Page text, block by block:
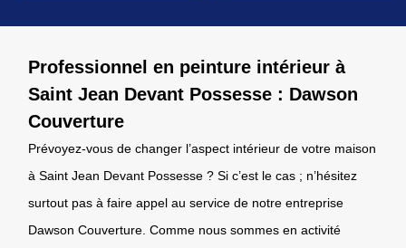
Professionnel en peinture intérieur à
Saint Jean Devant Possesse : Dawson
Couverture
Prévoyez-vous de changer l’aspect intérieur de votre maison
à Saint Jean Devant Possesse ? Si c’est le cas ; n’hésitez
surtout pas à faire appel au service de notre entreprise
Dawson Couverture. Comme nous sommes en activité